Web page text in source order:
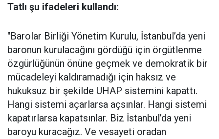
Tatlı şu ifadeleri kullandı:
"Barolar Birliği Yönetim Kurulu, İstanbul’da yeni
baronun kurulacağını gördüğü için örgütlenme
özgürlüğünün önüne geçmek ve demokratik bir
mücadeleyi kaldıramadığı için haksız ve
hukuksuz bir şekilde UHAP sistemini kapattı.
Hangi sistemi açarlarsa açsınlar. Hangi sistemi
kapatırlarsa kapatsınlar. Biz İstanbul’da yeni
baroyu kuracağız. Ve vesayeti oradan